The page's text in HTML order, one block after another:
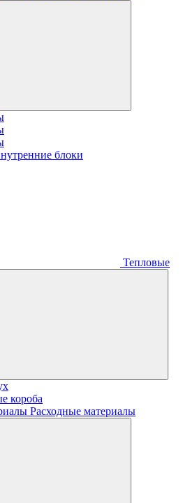
блоки
Тепловые
короба
Расходные материалы